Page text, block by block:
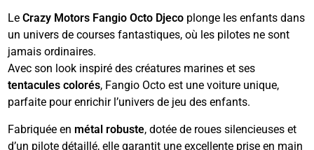
LeCrazy Motors Fangio Octo Djeco plonge les enfants dans
un univers de courses fantastiques, où les pilotes ne sont
jamais ordinaires.
Avec son look inspiré des créatures marines et ses
tentacules colorés, Fangio Octo est une voiture unique,
parfaite pour enrichir l’univers de jeu des enfants.
Fabriquée en métal robuste, dotée de roues silencieuses et
d’un pilote détaillé, elle garantit une excellente prise en main